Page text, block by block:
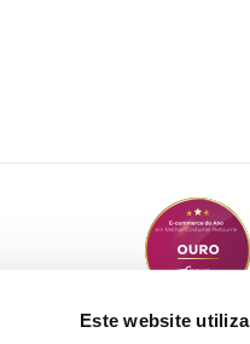
Este website